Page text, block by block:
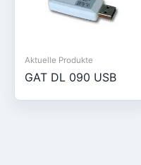
Aktuelle Produkte
GAT DL 090 USB